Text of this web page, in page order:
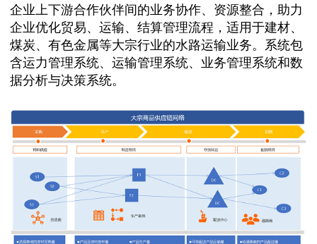
企业上下游合作伙伴间的业务协作、资源整合，助力
企业优化贸易、运输、结算管理流程，适用于建材、
煤炭、有色金属等大宗行业的水路运输业务。系统包
含运力管理系统、运输管理系统、业务管理系统和数
据分析与决策系统。